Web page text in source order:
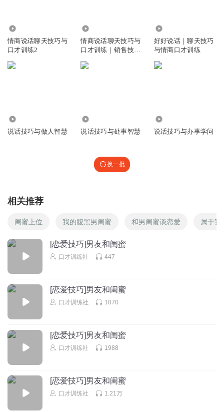
情商说话聊天技巧与
口才训练2
情商说话聊天技巧与
口才训练｜销售技巧
好好说话｜聊天技巧
与情商口才训练
说话技巧与做人智慧 说话技巧与处事智慧 说话技巧与办事学问
换一批
相关推荐
闺蜜上位 我的腹黑男闺蜜 和男闺蜜谈恋爱 属于我
[恋爱技巧]男友和闺蜜
口才训练社 447
[恋爱技巧]男友和闺蜜
口才训练社 1870
[恋爱技巧]男友和闺蜜
口才训练社 1988
[恋爱技巧]男友和闺蜜
口才训练社 1.21万